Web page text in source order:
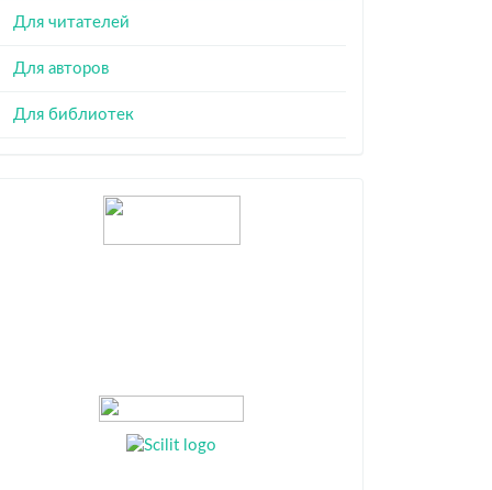
Для читателей
Для авторов
Для библиотек
Индексация